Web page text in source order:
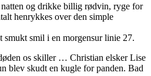
og drikke billig rødvin, ryge for
henrykkes over den simple
smukt smil i en morgensur linie 27.
os skiller … Christian elsker Lise
blev skudt en kugle for panden. Bad